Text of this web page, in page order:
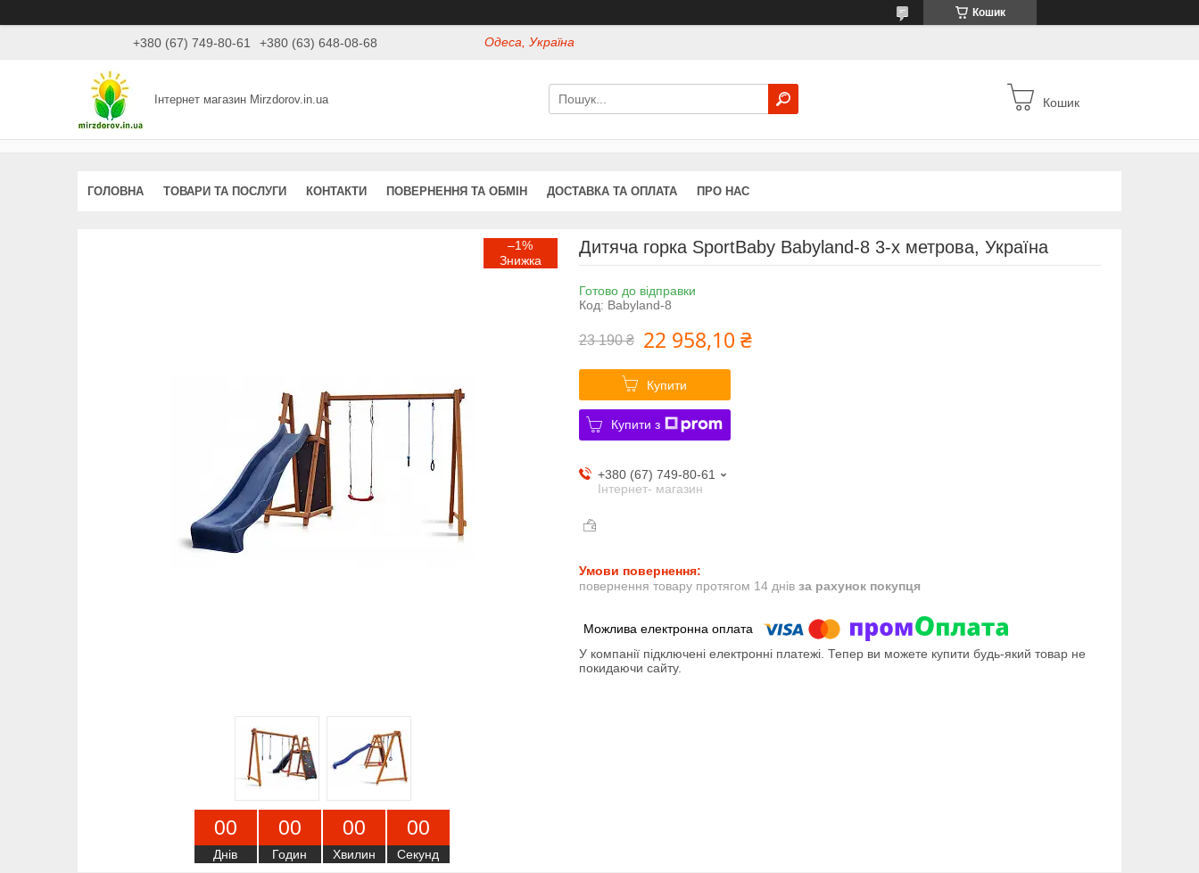
Кошик
+380 (67) 749-80-61 +380 (63) 648-08-68 Одеса, Україна
Інтернет магазин Mirzdorov.in.ua Кошик
ГОЛОВНА ТОВАРИ ТА ПОСЛУГИ КОНТАКТИ ПОВЕРНЕННЯ ТА ОБМІН ДОСТАВКА ТА ОПЛАТА ПРО НАС
–1%
00
Днів
00
Годин
00
Хвилин
00
Секунд
Дитяча горка SportBaby Babyland-8 3-х метрова, Україна
Готово до відправки
Код: Babyland-8
23 190 ₴ 22 958,10 ₴
Купити
Купити з
+380 (67) 749-80-61
Інтернет- магазин
повернення товару протягом 14 днів за рахунок покупця
У компанії підключені електронні платежі. Тепер ви можете купити будь-який товар не
покидаючи сайту.